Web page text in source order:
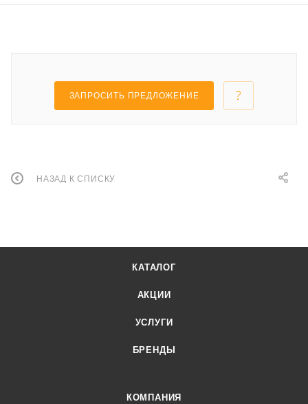
ЗАПРОСИТЬ ПРЕДЛОЖЕНИЕ
НАЗАД К СПИСКУ
КАТАЛОГ
АКЦИИ
УСЛУГИ
БРЕНДЫ
КОМПАНИЯ